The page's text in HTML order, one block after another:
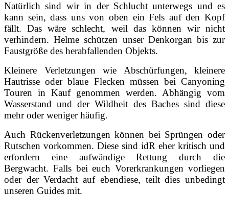
Natürlich sind wir in der Schlucht unterwegs und es
kann sein, dass uns von oben ein Fels auf den Kopf
fällt. Das wäre schlecht, weil das können wir nicht
verhindern. Helme schützen unser Denkorgan bis zur
Faustgröße des herabfallenden Objekts.
Kleinere Verletzungen wie Abschürfungen, kleinere
Hautrisse oder blaue Flecken müssen bei Canyoning
Touren in Kauf genommen werden. Abhängig vom
Wasserstand und der Wildheit des Baches sind diese
mehr oder weniger häufig.
Auch Rückenverletzungen können bei Sprüngen oder
Rutschen vorkommen. Diese sind idR eher kritisch und
erfordern eine aufwändige Rettung durch die
Bergwacht. Falls bei euch Vorerkrankungen vorliegen
oder der Verdacht auf ebendiese, teilt dies unbedingt
unseren Guides mit.